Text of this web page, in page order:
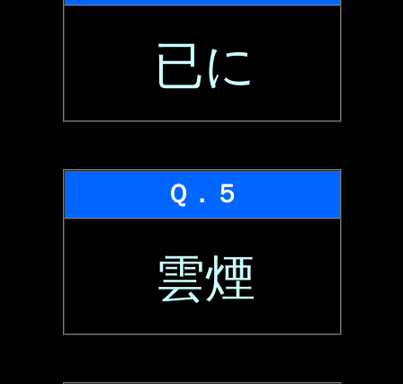
已に
Ｑ．５
雲煙